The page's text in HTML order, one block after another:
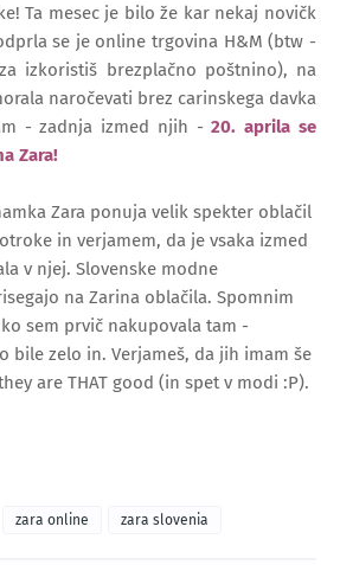
Ta mesec je bilo že kar nekaj novičk
se je online trgovina H&M (btw -
izkoristiš brezplačno poštnino), na
naročevati brez carinskega davka
- zadnja izmed njih -20. aprila se
Zara!
Zara ponuja velik spekter oblačil
in verjamem, da je vsaka izmed
v njej. Slovenske modne
na Zarina oblačila. Spomnim
sem prvič nakupovala tam -
bile zelo in. Verjameš, da jih imam še
are THAT good (in spet v modi :P).
zara online zara slovenia